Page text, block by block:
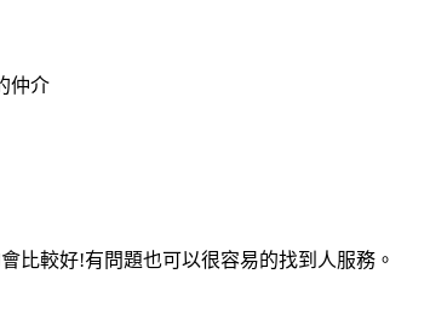
仲介
比較好!有問題也可以很容易的找到人服務。